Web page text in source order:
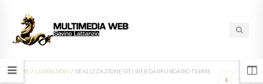
HOME / LOMBARDIA / REALIZZAZIONE SITI WEB DARFO BOARIO TERME